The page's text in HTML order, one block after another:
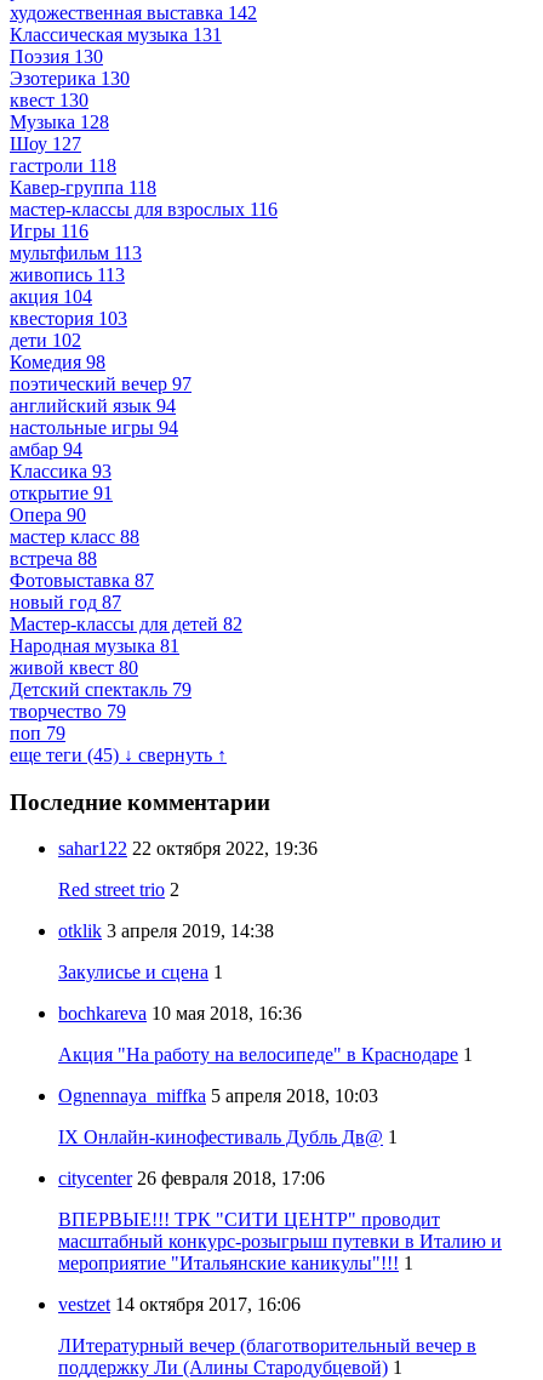
художественная выставка 142
Классическая музыка 131
Поэзия 130
Эзотерика 130
квест 130
Музыка 128
Шоу 127
гастроли 118
Кавер-группа 118
мастер-классы для взрослых 116
Игры 116
мультфильм 113
живопись 113
акция 104
квестория 103
дети 102
Комедия 98
поэтический вечер 97
английский язык 94
настольные игры 94
амбар 94
Классика 93
открытие 91
Опера 90
мастер класс 88
встреча 88
Фотовыставка 87
новый год 87
Мастер-классы для детей 82
Народная музыка 81
живой квест 80
Детский спектакль 79
творчество 79
поп 79
еще теги (45) ↓ свернуть ↑
Последние комментарии
sahar122 22 октября 2022, 19:36
Red street trio 2
otklik 3 апреля 2019, 14:38
Закулисье и сцена 1
bochkareva 10 мая 2018, 16:36
Акция "На работу на велосипеде" в Краснодаре 1
Ognennaya_miffka 5 апреля 2018, 10:03
IX Онлайн-кинофестиваль Дубль Дв@ 1
citycenter 26 февраля 2018, 17:06
ВПЕРВЫЕ!!! ТРК "СИТИ ЦЕНТР" проводит
масштабный конкурс-розыгрыш путевки в Италию и
мероприятие "Итальянские каникулы"!!! 1
vestzet 14 октября 2017, 16:06
ЛИтературный вечер (благотворительный вечер в
поддержку Ли (Алины Стародубцевой) 1